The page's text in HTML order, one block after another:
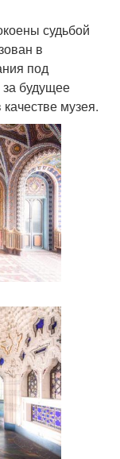
судьбой
в
под
будущее
музея.